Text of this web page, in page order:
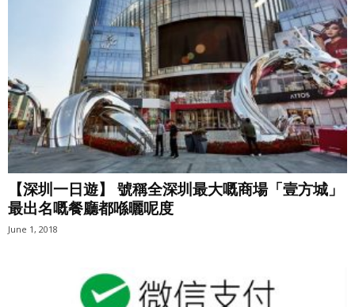
【深圳一日遊】 號稱全深圳最大嘅商場「壹方城」
最出名嘅餐廳都喺曬呢度
June 1, 2018